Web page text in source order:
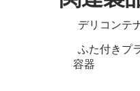
デリコンテ
ふた付きプ
容器